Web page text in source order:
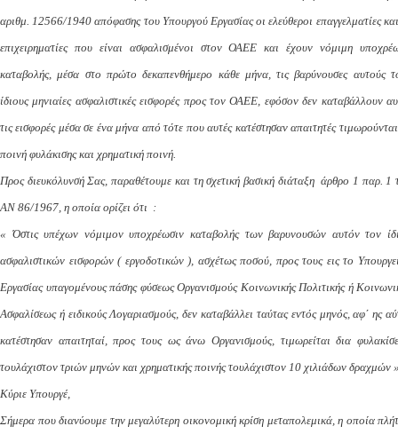
αριθμ. 12566/1940 απόφασης του Υπουργού Εργασίας οι ελεύθεροι επαγγελματίες
επιχειρηματίες που είναι ασφαλισμένοι στον ΟΑΕΕ και έχουν νόμιμη
καταβολής, μέσα στο πρώτο δεκαπενθήμερο κάθε μήνα, τις βαρύνουσες αυτούς
ίδιους μηνιαίες ασφαλιστικές εισφορές προς τον ΟΑΕΕ, εφόσον δεν καταβάλλουν
τις εισφορές μέσα σε ένα μήνα από τότε που αυτές κατέστησαν απαιτητές
ποινή φυλάκισης και χρηματική ποινή.
Προς διευκόλυνσή Σας, παραθέτουμε και τη σχετική βασική διάταξη άρθρο 1 παρ. 1
ΑΝ 86/1967, η οποία ορίζει ότι :
« Όστις υπέχων νόμιμον υποχρέωσιν καταβολής των βαρυνουσών αυτόν τον
ασφαλιστικών εισφορών ( εργοδοτικών ), ασχέτως ποσού, προς τους εις το
Εργασίας υπαγομένους πάσης φύσεως Οργανισμούς Κοινωνικής Πολιτικής ή
Ασφαλίσεως ή ειδικούς Λογαριασμούς, δεν καταβάλλει ταύτας εντός μηνός, αφ΄ ης
κατέστησαν απαιτηταί, προς τους ως άνω Οργανισμούς, τιμωρείται δια
τουλάχιστον τριών μηνών και χρηματικής ποινής τουλάχιστον 10 χιλιάδων δραχμών
Κύριε Υπουργέ,
Σήμερα που διανύουμε την μεγαλύτερη οικονομική κρίση μεταπολεμικά, η οποία